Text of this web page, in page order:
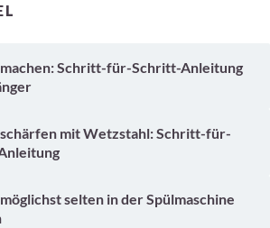
Schritt-für-Schritt-Anleitung
mit Wetzstahl: Schritt-für-
selten in der Spülmaschine